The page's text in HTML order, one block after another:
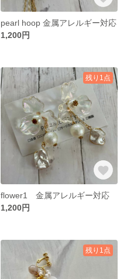
pearl hoop 金属アレルギー対応
1,200円
残り1点
flower1 金属アレルギー対応
1,200円
残り1点